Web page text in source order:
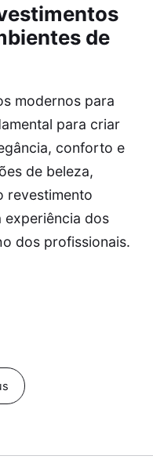
de
modernos para
para criar
conforto e
de beleza,
revestimento
dos
dos profissionais.